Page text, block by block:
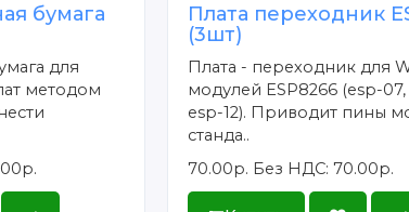
бумага
для
методом
Плата переходник
(3шт)
Плата - переходник для
модулей ESP8266 (esp-
esp-12). Приводит пины
станда..
70.00р. Без НДС: 70.00р.